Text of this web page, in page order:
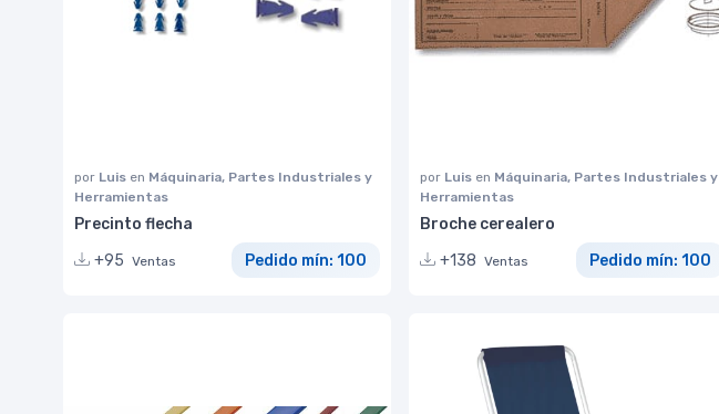
por Luis en Máquinaria, Partes Industriales y
Herramientas
Precinto flecha
+95 Ventas Pedido mín: 100
por Luis en Máquinaria, Partes Industriales y
Herramientas
Broche cerealero
+138 Ventas Pedido mín: 100